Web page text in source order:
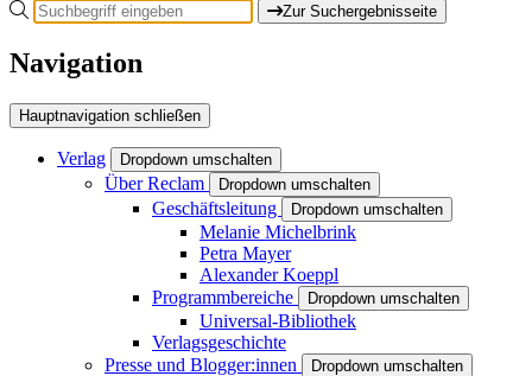
Zur Suchergebnisseite
Navigation
Hauptnavigation schließen
Verlag Dropdown umschalten
Über Reclam Dropdown umschalten
Geschäftsleitung Dropdown umschalten
Melanie Michelbrink
Petra Mayer
Alexander Koeppl
Programmbereiche
Dropdown umschalten
Universal-Bibliothek
Verlagsgeschichte
Presse und Blogger:innen
Dropdown umschalten